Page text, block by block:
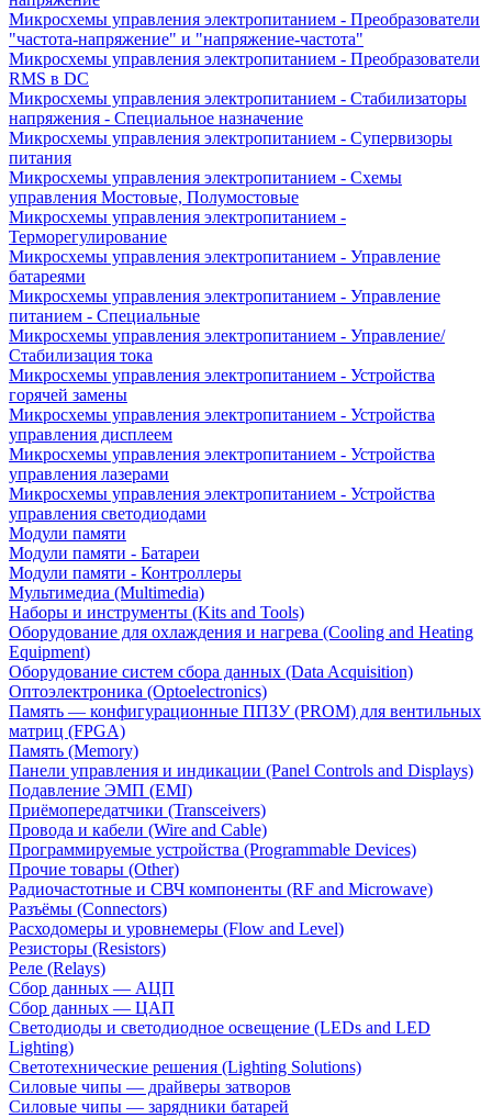
Микросхемы управления электропитанием - Преобразователи
"частота-напряжение" и "напряжение-частота"
Микросхемы управления электропитанием - Преобразователи
RMS в DC
Микросхемы управления электропитанием - Стабилизаторы
напряжения - Специальное назначение
Микросхемы управления электропитанием - Супервизоры
питания
Микросхемы управления электропитанием - Схемы
управления Мостовые, Полумостовые
Микросхемы управления электропитанием -
Терморегулирование
Микросхемы управления электропитанием - Управление
батареями
Микросхемы управления электропитанием - Управление
питанием - Специальные
Микросхемы управления электропитанием - Управление/
Стабилизация тока
Микросхемы управления электропитанием - Устройства
горячей замены
Микросхемы управления электропитанием - Устройства
управления дисплеем
Микросхемы управления электропитанием - Устройства
управления лазерами
Микросхемы управления электропитанием - Устройства
управления светодиодами
Модули памяти
Модули памяти - Батареи
Модули памяти - Контроллеры
Мультимедиа (Multimedia)
Наборы и инструменты (Kits and Tools)
Оборудование для охлаждения и нагрева (Cooling and Heating
Equipment)
Оборудование систем сбора данных (Data Acquisition)
Оптоэлектроника (Optoelectronics)
Память — конфигурационные ППЗУ (PROM) для вентильных
матриц (FPGA)
Память (Memory)
Панели управления и индикации (Panel Controls and Displays)
Подавление ЭМП (EMI)
Приёмопередатчики (Transceivers)
Провода и кабели (Wire and Cable)
Программируемые устройства (Programmable Devices)
Прочие товары (Other)
Радиочастотные и СВЧ компоненты (RF and Microwave)
Разъёмы (Connectors)
Расходомеры и уровнемеры (Flow and Level)
Резисторы (Resistors)
Реле (Relays)
Сбор данных — АЦП
Сбор данных — ЦАП
Светодиоды и светодиодное освещение (LEDs and LED
Lighting)
Светотехнические решения (Lighting Solutions)
Силовые чипы — драйверы затворов
Силовые чипы — зарядники батарей